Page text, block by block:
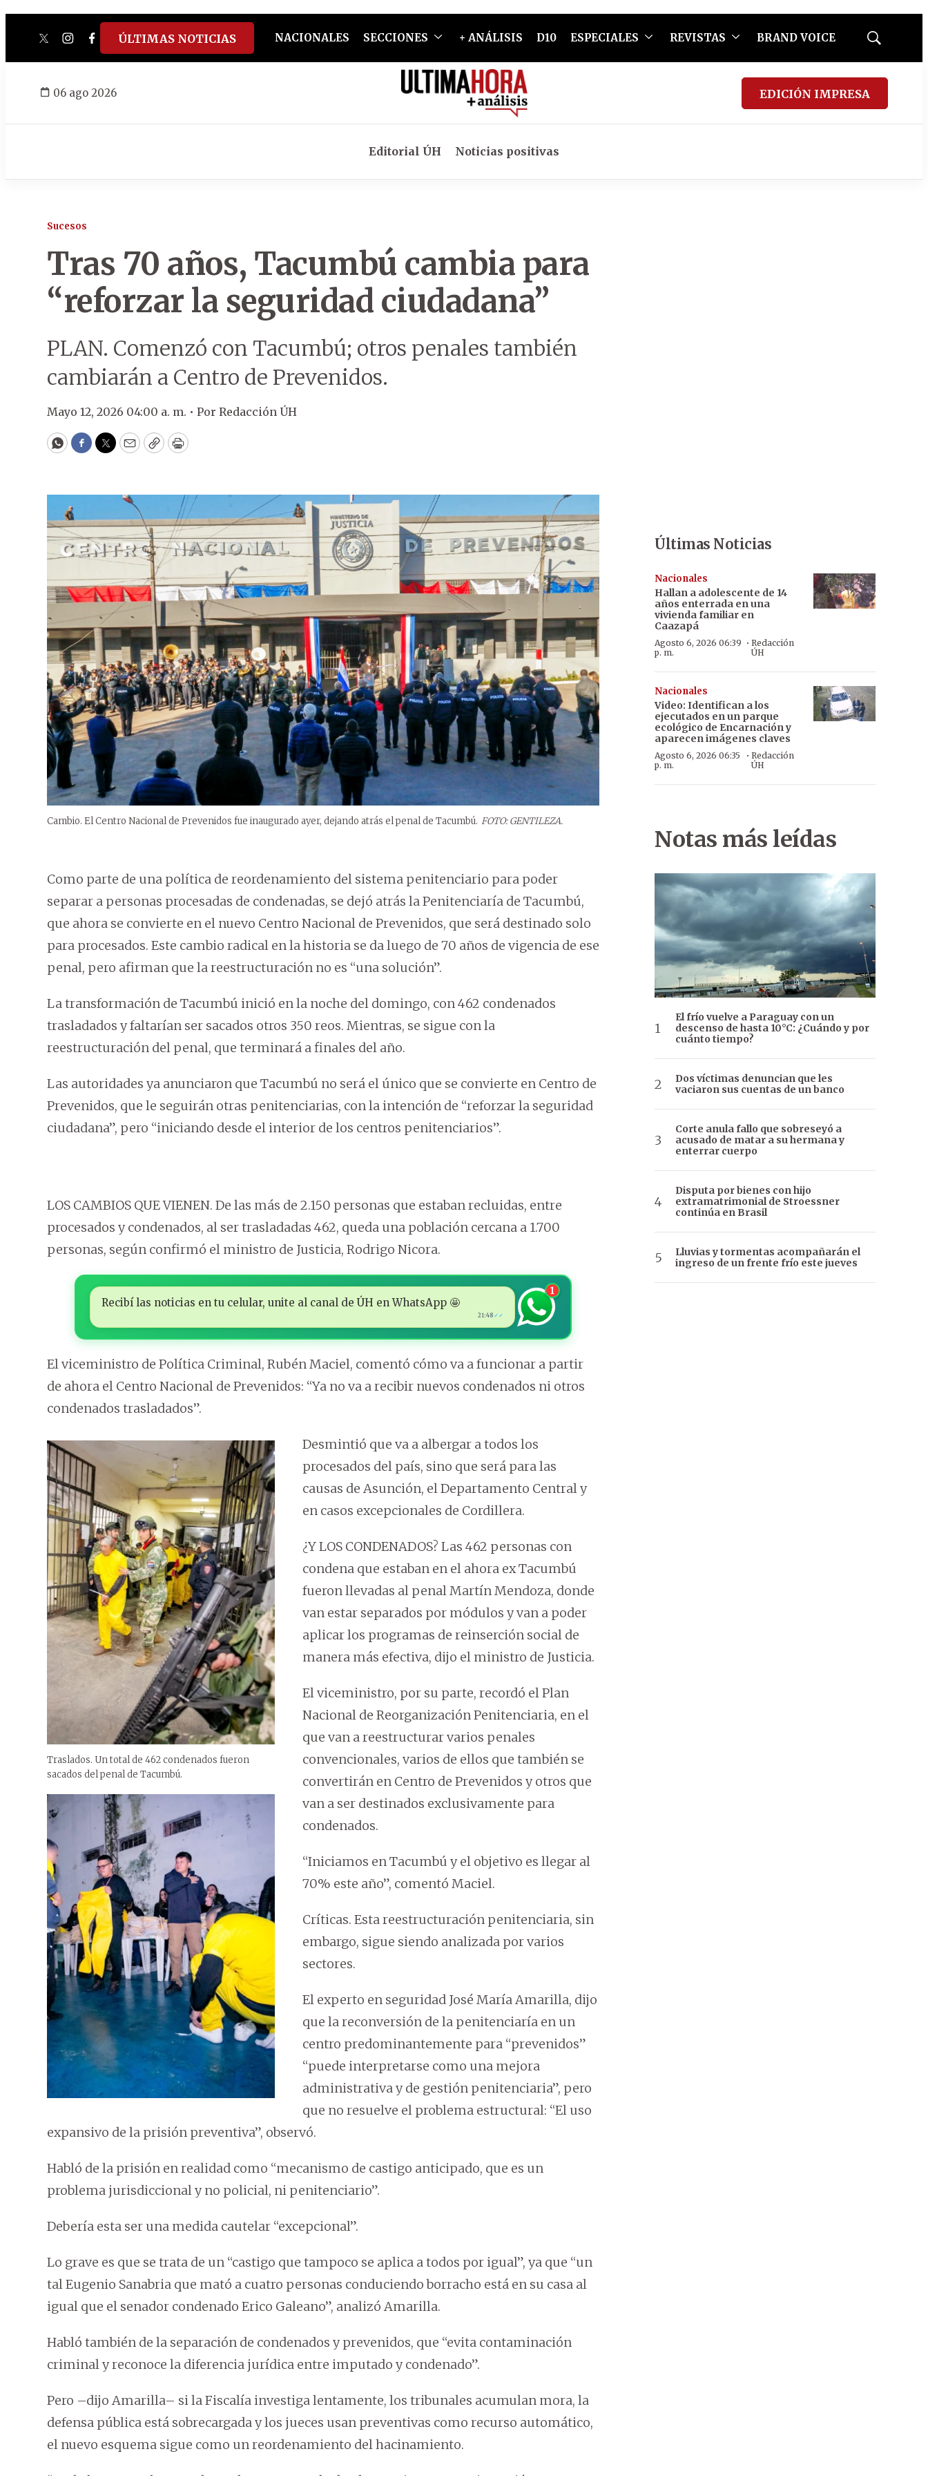
twitterinstagram
facebook
tiktokyoutube
spotify
ÚLTIMAS NOTICIAS NACIONALES SECCIONES + ANÁLISIS D10 ESPECIALES REVISTAS BRAND VOICE
Mostrar
06 ago 2026 EDICIÓN IMPRESA
Editorial ÚH Noticias positivas
Sucesos
Tras 70 años, Tacumbú cambia para
“reforzar la seguridad ciudadana”
PLAN. Comenzó con Tacumbú; otros penales también
cambiarán a Centro de Prevenidos.
Mayo 12, 2026 04:00 a. m. • Por Redacción ÚH
WhatsApp
Facebook
Twitter
EmailCopyPrint
Cambio. El Centro Nacional de Prevenidos fue inaugurado ayer, dejando atrás el penal de Tacumbú. FOTO: GENTILEZA.
Como parte de una política de reordenamiento del sistema penitenciario para poder
separar a personas procesadas de condenadas, se dejó atrás la Penitenciaría de Tacumbú,
que ahora se convierte en el nuevo Centro Nacional de Prevenidos, que será destinado solo
para procesados. Este cambio radical en la historia se da luego de 70 años de vigencia de ese
penal, pero afirman que la reestructuración no es “una solución”.
La transformación de Tacumbú inició en la noche del domingo, con 462 condenados
trasladados y faltarían ser sacados otros 350 reos. Mientras, se sigue con la
reestructuración del penal, que terminará a finales del año.
Las autoridades ya anunciaron que Tacumbú no será el único que se convierte en Centro de
Prevenidos, que le seguirán otras penitenciarias, con la intención de “reforzar la seguridad
ciudadana”, pero “iniciando desde el interior de los centros penitenciarios”.
LOS CAMBIOS QUE VIENEN. De las más de 2.150 personas que estaban recluidas, entre
procesados y condenados, al ser trasladadas 462, queda una población cercana a 1.700
personas, según confirmó el ministro de Justicia, Rodrigo Nicora.
Recibí las noticias en tu celular, unite al canal de ÚH en WhatsApp 🤩
21:48 ✓✓
1
El viceministro de Política Criminal, Rubén Maciel, comentó cómo va a funcionar a partir
de ahora el Centro Nacional de Prevenidos: “Ya no va a recibir nuevos condenados ni otros
condenados trasladados”.
Traslados. Un total de 462 condenados fueron
sacados del penal de Tacumbú.
Desmintió que va a albergar a todos los
procesados del país, sino que será para las
causas de Asunción, el Departamento Central y
en casos excepcionales de Cordillera.
¿Y LOS CONDENADOS? Las 462 personas con
condena que estaban en el ahora ex Tacumbú
fueron llevadas al penal Martín Mendoza, donde
van estar separados por módulos y van a poder
aplicar los programas de reinserción social de
manera más efectiva, dijo el ministro de Justicia.
El viceministro, por su parte, recordó el Plan
Nacional de Reorganización Penitenciaria, en el
que van a reestructurar varios penales
convencionales, varios de ellos que también se
convertirán en Centro de Prevenidos y otros que
van a ser destinados exclusivamente para
condenados.
“Iniciamos en Tacumbú y el objetivo es llegar al
70% este año”, comentó Maciel.
Críticas. Esta reestructuración penitenciaria, sin
embargo, sigue siendo analizada por varios
sectores.
El experto en seguridad José María Amarilla, dijo
que la reconversión de la penitenciaría en un
centro predominantemente para “prevenidos”
“puede interpretarse como una mejora
administrativa y de gestión penitenciaria”, pero
que no resuelve el problema estructural: “El uso
expansivo de la prisión preventiva”, observó.
Habló de la prisión en realidad como “mecanismo de castigo anticipado, que es un
problema jurisdiccional y no policial, ni penitenciario”.
Debería esta ser una medida cautelar “excepcional”.
Lo grave es que se trata de un “castigo que tampoco se aplica a todos por igual”, ya que “un
tal Eugenio Sanabria que mató a cuatro personas conduciendo borracho está en su casa al
igual que el senador condenado Erico Galeano”, analizó Amarilla.
Habló también de la separación de condenados y prevenidos, que “evita contaminación
criminal y reconoce la diferencia jurídica entre imputado y condenado”.
Pero –dijo Amarilla– si la Fiscalía investiga lentamente, los tribunales acumulan mora, la
defensa pública está sobrecargada y los jueces usan preventivas como recurso automático,
el nuevo esquema sigue como un reordenamiento del hacinamiento.
Últimas Noticias
Nacionales
Hallan a adolescente de 14
años enterrada en una
vivienda familiar en
Caazapá
Agosto 6, 2026 06:39
p. m.
·Redacción
ÚH
Nacionales
Video: Identifican a los
ejecutados en un parque
ecológico de Encarnación y
aparecen imágenes claves
Agosto 6, 2026 06:35
p. m.
· Redacción
ÚH
Notas más leídas
El frío vuelve a Paraguay con un
descenso de hasta 10°C: ¿Cuándo y por
cuánto tiempo?
Dos víctimas denuncian que les
vaciaron sus cuentas de un banco
Corte anula fallo que sobreseyó a
acusado de matar a su hermana y
enterrar cuerpo
Disputa por bienes con hijo
extramatrimonial de Stroessner
continúa en Brasil
Lluvias y tormentas acompañarán el
ingreso de un frente frío este jueves